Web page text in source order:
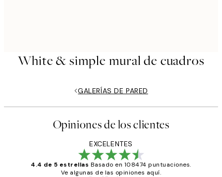
White & simple mural de cuadros
GALERÍAS DE PARED
Opiniones de los clientes
EXCELENTES
4.4 de 5 estrellas Basado en 108474 puntuaciones.
Ve algunas de las opiniones aquí.